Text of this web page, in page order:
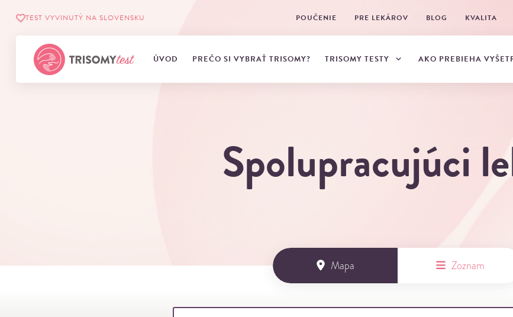
TEST VYVINUTÝ NA SLOVENSKU POUČENIE PRE LEKÁROV BLOG KVALITA
ÚVOD PREČO SI VYBRAŤ TRISOMY? TRISOMY TESTY AKO PREBIEHA
Spolupracujúci
Mapa Zoznam